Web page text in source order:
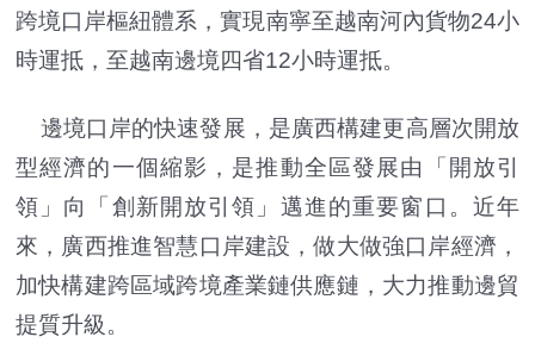
跨境口岸樞紐體系，實現南寧至越南河內貨物24小
時運抵，至越南邊境四省12小時運抵。
邊境口岸的快速發展，是廣西構建更高層次開放
型經濟的一個縮影，是推動全區發展由「開放引
領」向「創新開放引領」邁進的重要窗口。近年
來，廣西推進智慧口岸建設，做大做強口岸經濟，
加快構建跨區域跨境產業鏈供應鏈，大力推動邊貿
提質升級。